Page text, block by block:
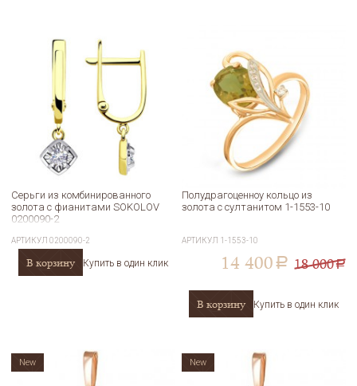
Серьги из комбинированного
золота с фианитами SOKOLOV
0200090-2
АРТИКУЛ0200090-2
В корзину Купить в один клик
Полудрагоценноу кольцо из
золота с султанитом 1-1553-10
АРТИКУЛ 1-1553-10
14 400 a 18 000a
В корзину Купить в один клик
New New